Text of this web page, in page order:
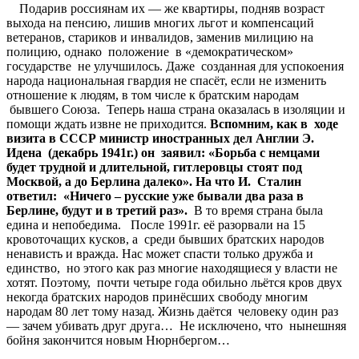
Подарив россиянам их — же квартиры, подняв возраст
выхода на пенсию, лишив многих льгот и компенсаций
ветеранов, стариков и инвалидов, заменив милицию на
полицию, однако положение в «демократическом»
государстве не улучшилось. Даже созданная для успокоения
народа национальная гвардия не спасёт, если не изменить
отношение к людям, в том числе к братским народам
бывшего Союза. Теперь наша страна оказалась в изоляции и
помощи ждать извне не приходится. Вспомним, как в ходе
визита в СССР министр иностранных дел Англии Э.
Идена (декабрь 1941г.) он заявил: «Борьба с немцами
будет трудной и длительной, гитлеровцы стоят под
Москвой, а до Берлина далеко». На что И. Сталин
ответил: «Ничего – русские уже бывали два раза в
Берлине, будут и в третий раз». В то время страна была
едина и непобедима. После 1991г. её разорвали на 15
кровоточащих кусков, а среди бывших братских народов
ненависть и вражда. Нас может спасти только дружба и
единство, но этого как раз многие находящиеся у власти не
хотят. Поэтому, почти четыре года обильно льётся кров двух
некогда братских народов принёсших свободу многим
народам 80 лет тому назад. Жизнь даётся человеку один раз
— зачем убивать друг друга… Не исключено, что нынешняя
бойня закончится новым Нюрнбергом…